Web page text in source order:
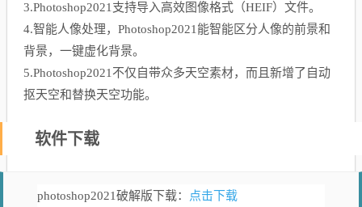
3.Photoshop2021支持导入高效图像格式（HEIF）文件。
4.智能人像处理，Photoshop2021能智能区分人像的前景和
背景，一键虚化背景。
5.Photoshop2021不仅自带众多天空素材，而且新增了自动
抠天空和替换天空功能。
软件下载
photoshop2021破解版下载： 点击下载